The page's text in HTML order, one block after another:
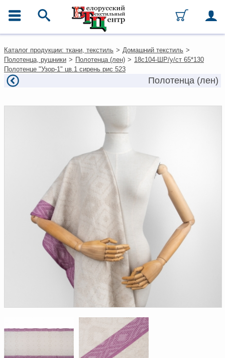
Каталог
Ткани
Домашний текстиль
Одежда
Текстиль для ресторанов и
Текстильная галантерея и
Условия работы
Оплата и доставка
Как оформить заказ
Вакансии
Как нас найти
Написать нам
Доверенность на
получение груза
Документы по работе с
персональными данными
Письмо руководителю
Вопросы и ответы
Каталог продукции: ткани, текстиль > Домашний текстиль >
Полотенца, рушники > Полотенца (лен) > 18с104-ШР/у/ст 65*130
Полотенце "Узор-1" цв.1 сирень рис 523
Полотенца (лен)